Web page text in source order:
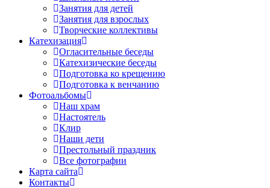
Занятия для детей
Занятия для взрослых
Творческие коллективы
Катехизация
Огласительные беседы
Катехизические беседы
Подготовка ко крещению
Подготовка к венчанию
Фотоальбомы
Наш храм
Настоятель
Клир
Наши дети
Престольный праздник
Все фотографии
Карта сайта
Контакты